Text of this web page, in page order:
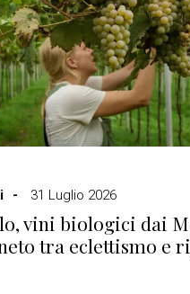
31 Luglio 2026
vini biologici dai
tra eclettismo e